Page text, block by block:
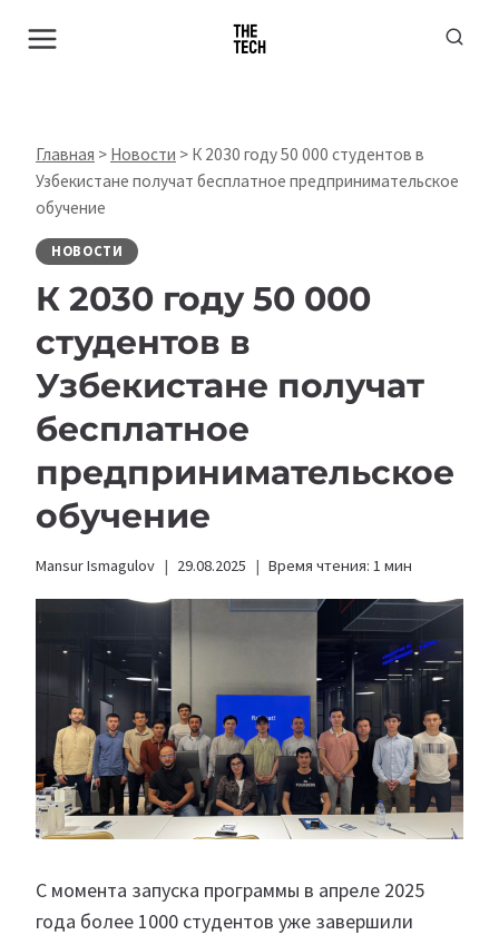
Главная > Новости > К 2030 году 50 000 студентов в
Узбекистане получат бесплатное предпринимательское
обучение
НОВОСТИ
К 2030 году 50 000
студентов в
Узбекистане получат
бесплатное
предпринимательское
обучение
Mansur Ismagulov 29.08.2025 Время чтения: 1 мин
С момента запуска программы в апреле 2025
года более 1000 студентов уже завершили